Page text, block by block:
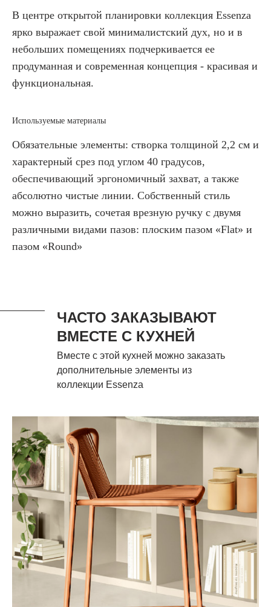
В центре открытой планировки коллекция Essenza
ярко выражает свой минималистский дух, но и в
небольших помещениях подчеркивается ее
продуманная и современная концепция - красивая и
функциональная.
Используемые материалы
Обязательные элементы: створка толщиной 2,2 см и
характерный срез под углом 40 градусов,
обеспечивающий эргономичный захват, а также
абсолютно чистые линии. Собственный стиль
можно выразить, сочетая врезную ручку с двумя
различными видами пазов: плоским пазом «Flat» и
пазом «Round»
ЧАСТО ЗАКАЗЫВАЮТ
ВМЕСТЕ С КУХНЕЙ
Вместе с этой кухней можно заказать
дополнительные элементы из
коллекции Essenza